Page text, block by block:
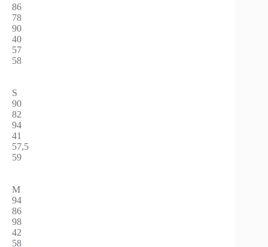
86
78
90
40
57
58
S
90
82
94
41
57,5
59
M
94
86
98
42
58